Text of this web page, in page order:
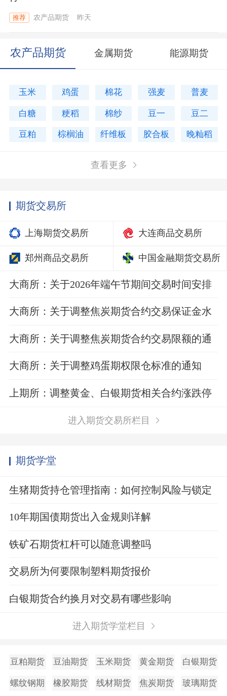
推荐 农产品期货 昨天
农产品期货 金属期货 能源期货
玉米 鸡蛋 棉花 强麦 普麦
白糖 粳稻 棉纱 豆一 豆二
豆粕 棕榈油 纤维板 胶合板 晚籼稻
查看更多
期货交易所
上海期货交易所 大连商品交易所
郑州商品交易所 中国金融期货交易所
大商所：关于2026年端午节期间交易时间安排
的通知
大商所：关于调整焦炭期货合约交易保证金水
平的通知
大商所：关于调整焦炭期货合约交易限额的通
知
大商所：关于调整鸡蛋期权限仓标准的通知
上期所：调整黄金、白银期货相关合约涨跌停
板幅度和交易保证金比例
进入期货交易所栏目
期货学堂
生猪期货持仓管理指南：如何控制风险与锁定
利润？
10年期国债期货出入金规则详解
铁矿石期货杠杆可以随意调整吗
交易所为何要限制塑料期货报价
白银期货合约换月对交易有哪些影响
进入期货学堂栏目
豆粕期货 豆油期货 玉米期货 黄金期货 白银期货
螺纹钢期
橡胶期货 线材期货 焦炭期货 玻璃期货